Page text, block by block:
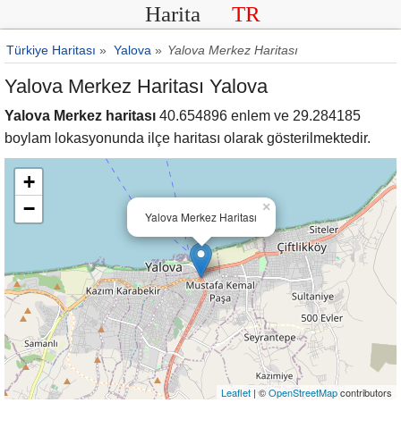
Harita TR
Türkiye Haritası » Yalova » Yalova Merkez Haritası
Yalova Merkez Haritası Yalova
Yalova Merkez haritası 40.654896 enlem ve 29.284185
boylam lokasyonunda ilçe haritası olarak gösterilmektedir.
Yalova Merkez Haritası
×
+
−
Leaflet | ©OpenStreetMapcontributors